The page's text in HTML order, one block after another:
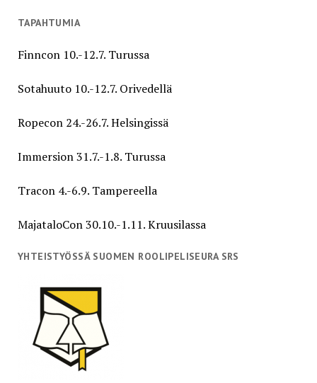
TAPAHTUMIA
Finncon 10.-12.7. Turussa
Sotahuuto 10.-12.7. Orivedellä
Ropecon 24.-26.7. Helsingissä
Immersion 31.7.-1.8. Turussa
Tracon 4.-6.9. Tampereella
MajataloCon 30.10.-1.11. Kruusilassa
YHTEISTYÖSSÄ SUOMEN ROOLIPELISEURA SRS